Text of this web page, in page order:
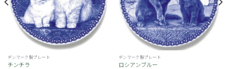
デンマーク製プレート
チンチラ
デンマーク製プレート
ロシアンブルー